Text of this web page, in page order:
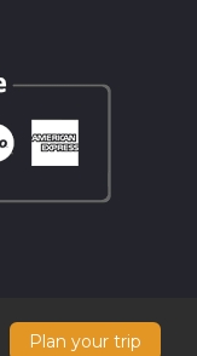
Plan your trip